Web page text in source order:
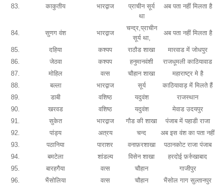
83. काकुतीय भारद्वाज
प्राचीन सूर्य
था
अब पता नहीं मिलता है
84. सुणग वंश भारद्वाज
चन्द्र,प्राचीन
सूर्य था,
अब पता नहीं मिलता है
85. दहिया कश्यप राठौड शाखा
मारवाड में जोधपुर
86.
जेठवा कश्यप हनुमानवंशी
राजधूमली काठियावाड
87.
मोहिल वत्स चौहान शाखा
महाराष्ट्र मे है
88.
बल्ला भारद्वाज सूर्य
काठियावाड़ में मिलते हैं
89.
डाबी वशिष्ठ यदुवंश
राजस्थान
90.
खरवड वशिष्ठ यदुवंश
मेवाड उदयपुर
91.
सुकेत भारद्वाज गौड की शाखा
पंजाब में पहाडी राजा
92.
पांड्य अत्रय चन्द
अब इस वंश का पता नहीं
93.
पठानिया पाराशर वनाफ़रशाखा
पठानकोट राजा पंजाब
94.
बमटेला शांडल्य विसेन शाखा
हरदोई फ़र्रुखाबाद
95.
बारहगैया वत्स चौहान
गाजीपुर
96.
भैंसोलिया वत्स चौहान
भैंसोल गाग सुल्तानपुर